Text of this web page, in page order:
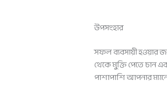
উপসংহার
সফল ব্যবসায়ী হওয়ার
থেকে মুক্তি পেতে চান
পাশাপাশি আপনার